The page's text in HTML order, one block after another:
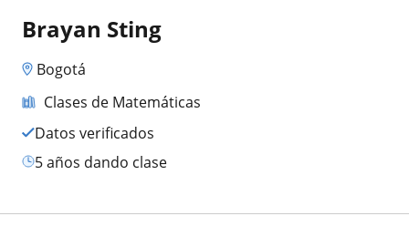
Brayan Sting
Bogotá
Clases de Matemáticas
Datos verificados
5 años dando clase